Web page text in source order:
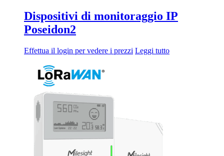
Dispositivi di monitoraggio IP
Poseidon2
Effettua il login per vedere i prezzi Leggi tutto